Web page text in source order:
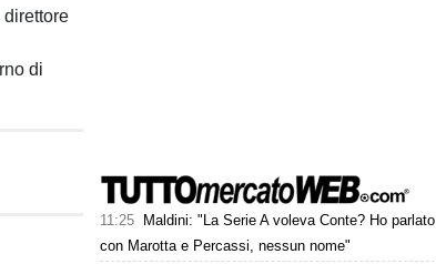
di
11:25
Maldini: "La Serie A voleva Conte? Ho parlato
con Marotta e Percassi, nessun nome"